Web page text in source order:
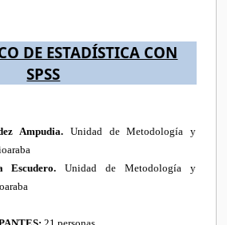
DE ESTADÍSTICA CON
SPSS
Ampudia. Unidad de Metodología y
Escudero. Unidad de Metodología y